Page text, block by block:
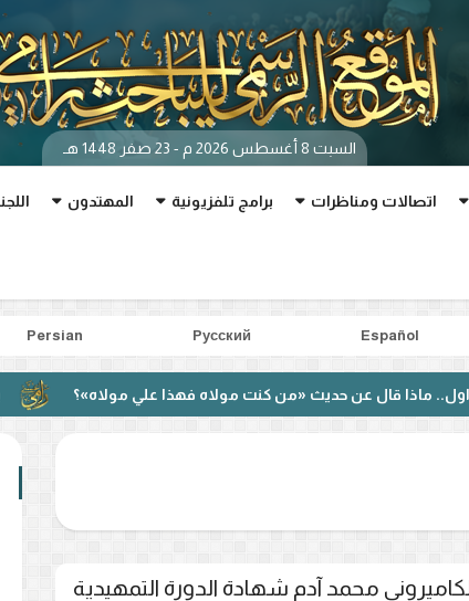
السبت 8 أغسطس 2026 م - 23 صفر 1448 هـ
اتصالات ومناظرات برامج تلفزيونية المهتدون
Español
Pусский
Persian
عن حديث «من كنت مولاه فهذا علي مولاه»؟ بعد
محمد آدم شهادة الدورة التمهيدية